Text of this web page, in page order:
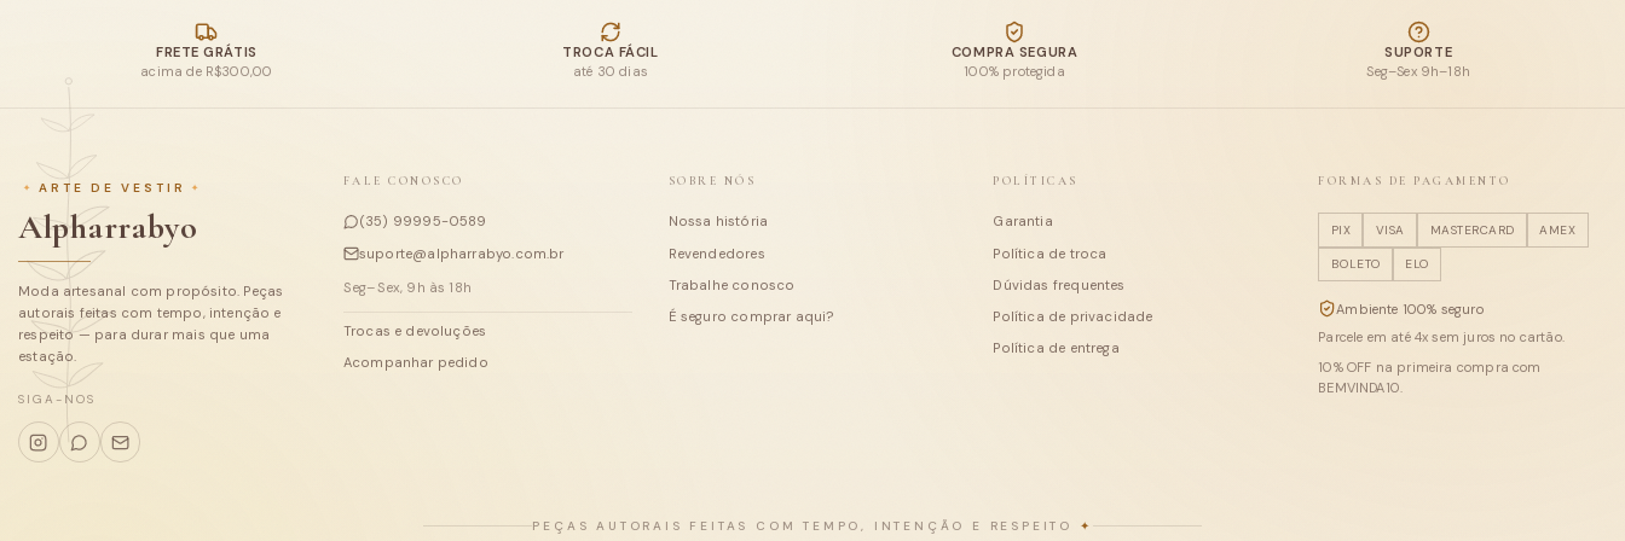
últimas entradas
FRETE GRÁTIS
acima de R$300,00
TROCA FÁCIL
até 30 dias
COMPRA SEGURA
100% protegida
SUPORTE
Seg–Sex 9h–18h
ARTE DE VESTIR
Alpharrabyo
Moda artesanal com propósito. Peças
autorais feitas com tempo, intenção e
respeito — para durar mais que uma
estação.
SIGA-NOS
FALE CONOSCO
(35) 99995-0589
suporte@alpharrabyo.com.br
Seg–Sex, 9h às 18h
Trocas e devoluções
Acompanhar pedido
SOBRE NÓS
Nossa história
Revendedores
Trabalhe conosco
É seguro comprar aqui?
POLÍTICAS
Garantia
Política de troca
Dúvidas frequentes
Política de privacidade
Política de entrega
FORMAS DE PAGAMENTO
PIX VISA MASTERCARD AMEX
BOLETO ELO
Ambiente 100% seguro
Parcele em até 4x sem juros no cartão.
10% OFF na primeira compra com
BEMVINDA10
PEÇAS AUTORAIS FEITAS COM TEMPO, INTENÇÃO E RESPEITO ✦